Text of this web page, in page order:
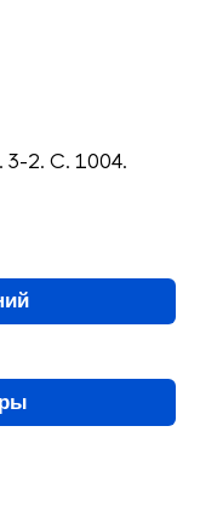
2. С. 1004.